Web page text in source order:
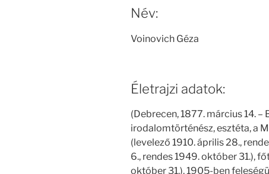
Név:
Voinovich Géza
Életrajzi adatok:
(Debrecen, 1877. március 14.
irodalomtörténész, esztéta, a
(levelező 1910. április 28.,
6., rendes 1949. október 31.),
október 31.). 1905-ben